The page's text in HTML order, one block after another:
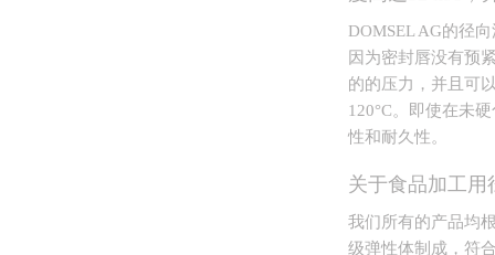
DOMSEL AG的径
因为密封唇没有预
的的压力，并且可
120°C。即使在未
性和耐久性。
关于食品加工用
我们所有的产品均
级弹性体制成，符